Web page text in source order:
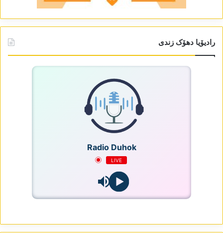
رادیۆیا دھۆک زندی
Radio Duhok
LIVE